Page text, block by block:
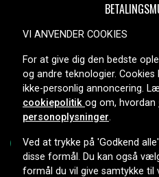
VI ANVENDER COOKIES
For at give dig den bedste
og andre teknologier.
ikke-personlig annoncering.
cookiepolitik og om, hvordan
personoplysninger.
Ved at trykke på 'Godkend
disse formål. Du kan også
formål du vil give samtykke til